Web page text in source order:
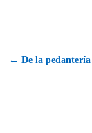
← De la pedantería